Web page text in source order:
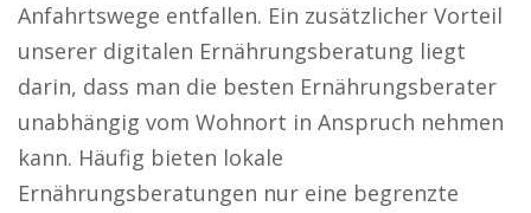
Anfahrtswege entfallen. Ein zusätzlicher Vorteil
unserer digitalen Ernährungsberatung liegt
darin, dass man die besten Ernährungsberater
unabhängig vom Wohnort in Anspruch nehmen
kann. Häufig bieten lokale
Ernährungsberatungen nur eine begrenzte